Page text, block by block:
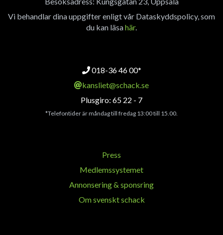
Vi behandlar dina uppgifter enligt vår Dataskyddspolicy, som
du kan läsahär.
018-36 46 00*
kansliet@schack.se
Plusgiro: 65 22 - 7
*Telefontider är måndag till fredag 13:00 till 15.00.
Press
Medlemssystemet
Annonsering & sponsring
Om svenskt schack